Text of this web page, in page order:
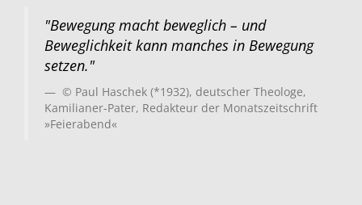
"Bewegung macht beweglich – und
Beweglichkeit kann manches in Bewegung
setzen."
© Paul Haschek (*1932), deutscher Theologe,
Kamilianer-Pater, Redakteur der Monatszeitschrift
»Feierabend«